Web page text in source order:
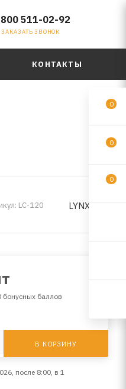
511-02-92
ЗАКАЗАТЬ ЗВОНОК
КОНТАКТЫ
LC-120 LYNXauto
бонусных баллов
В КОРЗИНУ
после 8:00, в 1
0
0
0